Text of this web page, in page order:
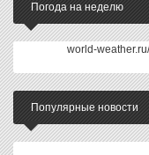
Погода на неделю
world-
Популярные новости